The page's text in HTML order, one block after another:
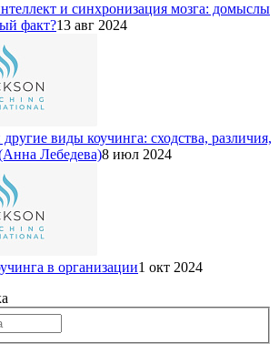
и синхронизация мозга: домыслы
факт?13 авг 2024
виды коучинга: сходства, различия,
Лебедева)8 июл 2024
в организации1 окт 2024